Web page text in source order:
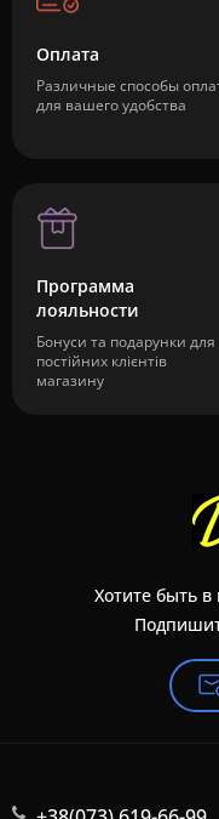
Оплата
Различные способы
для вашего удобства
Программа
лояльности
Бонуси та подарунки для
постійних клієнтів
магазину
Хотите быть в